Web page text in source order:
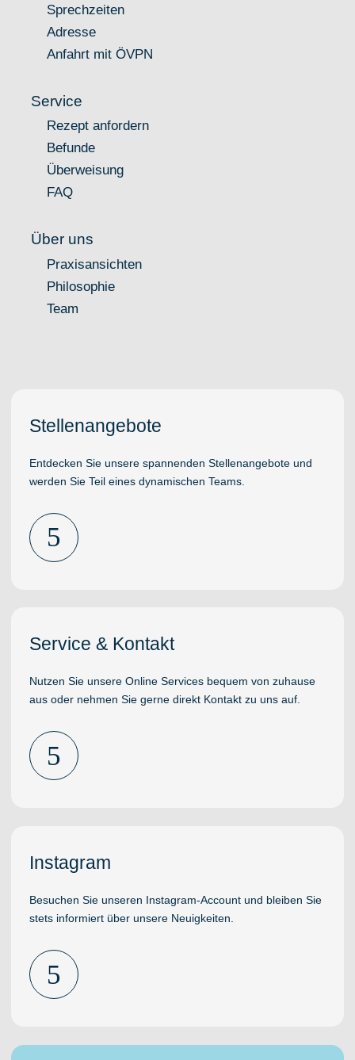
Sprechzeiten
Adresse
Anfahrt mit ÖVPN
Service
Rezept anfordern
Befunde
Überweisung
FAQ
Über uns
Praxisansichten
Philosophie
Team
Stellenangebote
Entdecken Sie unsere spannenden Stellenangebote und
werden Sie Teil eines dynamischen Teams.
5
Service & Kontakt
Nutzen Sie unsere Online Services bequem von zuhause
aus oder nehmen Sie gerne direkt Kontakt zu uns auf.
5
Instagram
Besuchen Sie unseren Instagram-Account und bleiben Sie
stets informiert über unsere Neuigkeiten.
5